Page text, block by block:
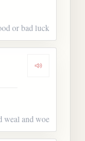
or bad luck
Dengarkan
weal and woe